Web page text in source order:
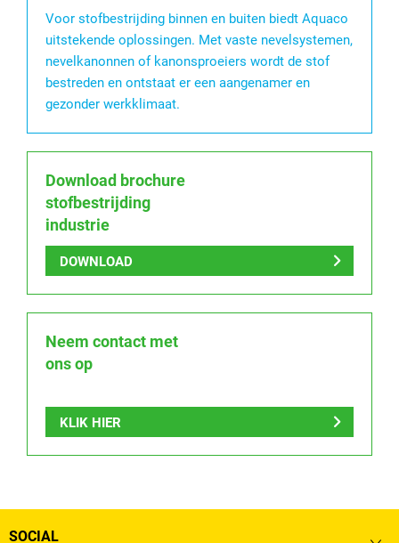
Voor stofbestrijding binnen en buiten biedt Aquaco
uitstekende oplossingen. Met vaste nevelsystemen,
nevelkanonnen of kanonsproeiers wordt de stof
bestreden en ontstaat er een aangenamer en
gezonder werkklimaat.
Download brochure
stofbestrijding
industrie
DOWNLOAD
Neem contact met
ons op
KLIK HIER
SOCIAL